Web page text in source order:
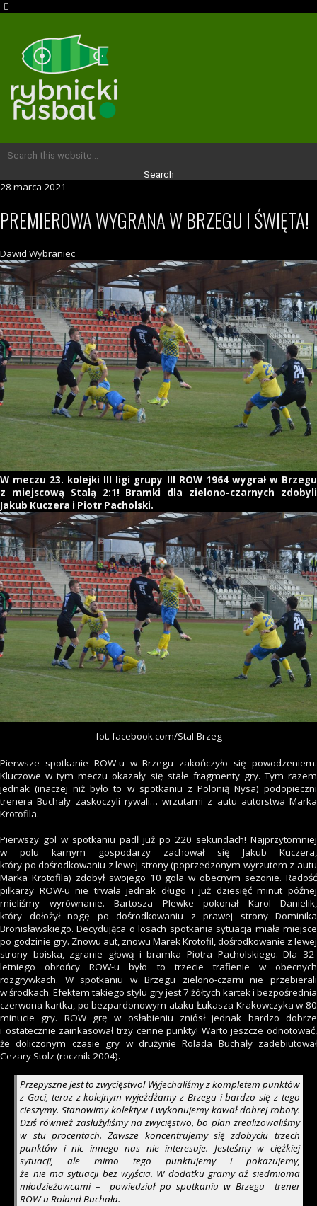
28 marca 2021
PREMIEROWA WYGRANA W BRZEGU I ŚWIĘTA!
Dawid Wybraniec
W meczu 23. kolejki III ligi grupy III ROW 1964 wygrał w Brzegu
z miejscową Stalą 2:1! Bramki dla zielono-czarnych zdobyli
Jakub Kuczera i Piotr Pacholski.
fot. facebook.com/Stal-Brzeg
Pierwsze spotkanie ROW-u w Brzegu zakończyło się powodzeniem.
Kluczowe w tym meczu okazały się stałe fragmenty gry. Tym razem
jednak (inaczej niż było to w spotkaniu z Polonią Nysa) podopieczni
trenera Buchały zaskoczyli rywali… wrzutami z autu autorstwa Marka
Krotofila.
Pierwszy gol w spotkaniu padł już po 220 sekundach! Najprzytomniej
w polu karnym gospodarzy zachował się Jakub Kuczera,
który po dośrodkowaniu z lewej strony (poprzedzonym wyrzutem z autu
Marka Krotofila) zdobył swojego 10 gola w obecnym sezonie. Radość
piłkarzy ROW-u nie trwała jednak długo i już dziesięć minut późnej
mieliśmy wyrównanie. Bartosza Plewke pokonał Karol Danielik,
który dołożył nogę po dośrodkowaniu z prawej strony Dominika
Bronisławskiego. Decydująca o losach spotkania sytuacja miała miejsce
po godzinie gry. Znowu aut, znowu Marek Krotofil, dośrodkowanie z lewej
strony boiska, zgranie głową i bramka Piotra Pacholskiego. Dla 32-
letniego obrońcy ROW-u było to trzecie trafienie w obecnych
rozgrywkach. W spotkaniu w Brzegu zielono-czarni nie przebierali
w środkach. Efektem takiego stylu gry jest 7 żółtych kartek i bezpośrednia
czerwona kartka, po bezpardonowym ataku Łukasza Krakowczyka w 80
minucie gry. ROW grę w osłabieniu zniósł jednak bardzo dobrze
i ostatecznie zainkasował trzy cenne punkty! Warto jeszcze odnotować,
że doliczonym czasie gry w drużynie Rolada Buchały zadebiutował
Cezary Stolz (rocznik 2004).
Przepyszne jest to zwycięstwo! Wyjechaliśmy z kompletem punktów
z Gaci, teraz z kolejnym wyjeżdżamy z Brzegu i bardzo się z tego
cieszymy. Stanowimy kolektyw i wykonujemy kawał dobrej roboty.
Dziś również zasłużyliśmy na zwycięstwo, bo plan zrealizowaliśmy
w stu procentach. Zawsze koncentrujemy się zdobyciu trzech
punktów i nic innego nas nie interesuje. Jesteśmy w ciężkiej
sytuacji, ale mimo tego punktujemy i pokazujemy,
że nie ma sytuacji bez wyjścia. W dodatku gramy aż siedmioma
młodzieżowcami – powiedział po spotkaniu w Brzegu trener
ROW-u Roland Buchała.